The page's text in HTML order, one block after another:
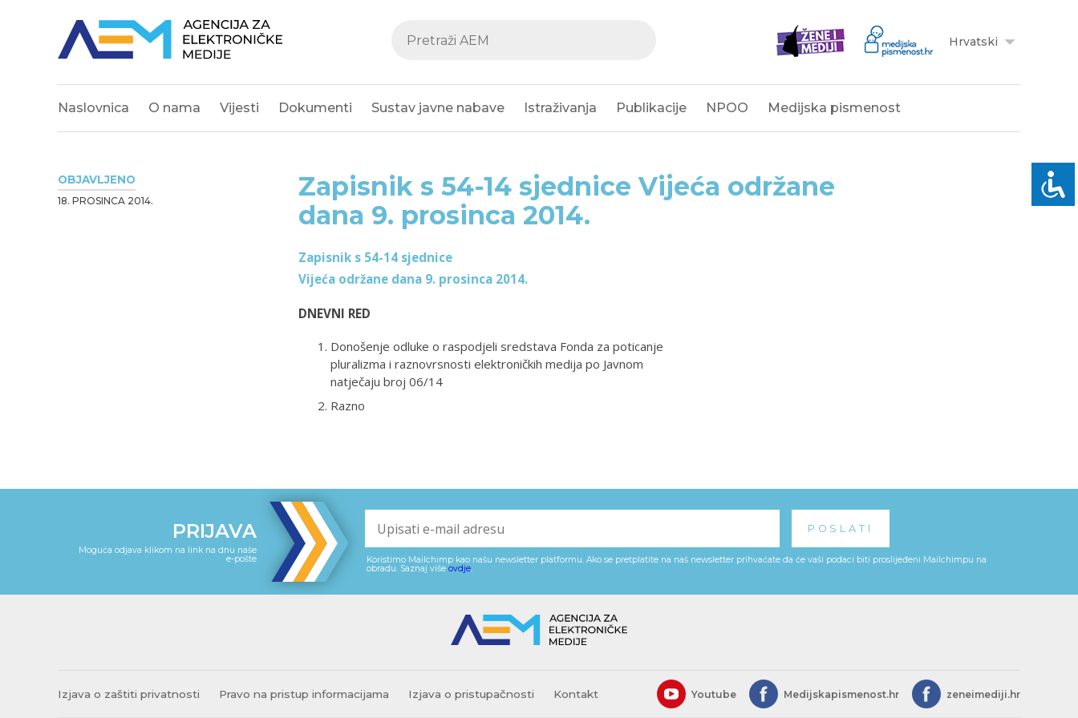
Hrvatski
Naslovnica O nama Vijesti Dokumenti Sustav javne nabave Istraživanja Publikacije NPOO Medijska pismenost
OBJAVLJENO
18. PROSINCA 2014.
Zapisnik s 54-14 sjednice Vijeća održane
dana 9. prosinca 2014.
Zapisnik s 54-14 sjednice
Vijeća održane dana 9. prosinca 2014.
DNEVNI RED
Donošenje odluke o raspodjeli sredstava Fonda za poticanje
pluralizma i raznovrsnosti elektroničkih medija po Javnom
natječaju broj 06/14
Razno
PRIJAVA
Moguća odjava klikom na link na dnu naše
e-pošte
Koristimo Mailchimp kao našu newsletter platformu. Ako se pretplatite na naš newsletter prihvaćate da će vaši podaci biti proslijeđeni Mailchimpu na
obradu. Saznaj više ovdje.
Izjava o zaštiti privatnosti Pravo na pristup informacijama Izjava o pristupačnosti Kontakt Youtube Medijskapismenost.hr zeneimediji.hr